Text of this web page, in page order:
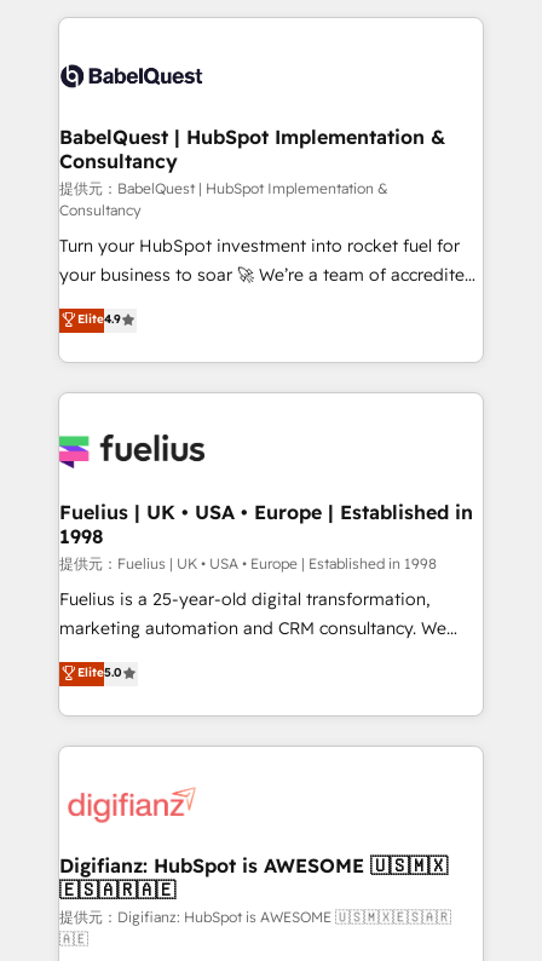
Innovation HubSpot Impact Award - Platform
Migration Excellence HubSpot Impact Award -
professionals.
training • CRM migration from Salesforce, Pipedrive,
custom API integrations with ERP (and other
operations A little about us: • Boutique 'Elite' team of
12 • 150+ clients across Sales Hub, Marketing Hub,
Service Hub, Data Hub and CMS • ISO/IEC
27001:2022, ISO 9001:2015, and ISO 42001:2023
certified - the AI management standard • GuardHub:
our AI governance framework, built on ISO 42001
Ready for the next step? Click the 👈 '𝗖𝗼𝗻𝘁𝗮𝗰𝘁
𝗯𝘂𝘀𝗶𝗻𝗲𝘀𝘀' button to get in touch (𝘸𝘦'𝘳𝘦 𝘴𝘶𝘱𝘦𝘳
𝘳𝘦𝘴𝘱𝘰𝘯𝘴𝘪𝘷𝘦)
BabelQuest | HubSpot Implementation &
Consultancy
提供元：BabelQuest | HubSpot Implementation &
Consultancy
Turn your HubSpot investment into rocket fuel for
your business to soar 🚀 We’re a team of accredited
HubSpot experts ready to help you. We can
implement the platform into complex business
environments, optimise what you've got and make
sure you can actually use it, build your website in
for you and execute it on HubSpot. We are on the
framework, meaning we've been accredited by
HubSpot and vetted by the CCS, which means we
can support public sector companies as well the
other ones listed in our profile. Our services: -
HubSpot implementation - HubSpot CMS website
is there for you to: - Grow revenue, and run your
business more efficiently - Build stronger
more people - Get the most out of your HubSpot
investment
Elite4.9
Fuelius | UK • USA • Europe | Established in
1998
提供元：Fuelius | UK • USA • Europe | Established in 1998
Fuelius is a 25-year-old digital transformation,
marketing automation and CRM consultancy. We
enable mid-market and enterprise clients to
maximise their return from digital and fuel their
growth. We modernise platforms, streamline
operations that are causing inefficiencies, improve
supercharge revenue operations Key services: • CRM
Transformation / Web Development • RevOps &
Sales Consulting • Marketing Automation What
makes us different? 🚀 Top 0.5% of global HubSpot
agencies ⚙️ The strongest technical ability and
Elite5.0
Digifianz: HubSpot is AWESOME 🇺🇸🇲🇽
🇪🇸🇦🇷🇦🇪
提供元：Digifianz: HubSpot is AWESOME 🇺🇸🇲🇽🇪🇸🇦🇷
🇦🇪